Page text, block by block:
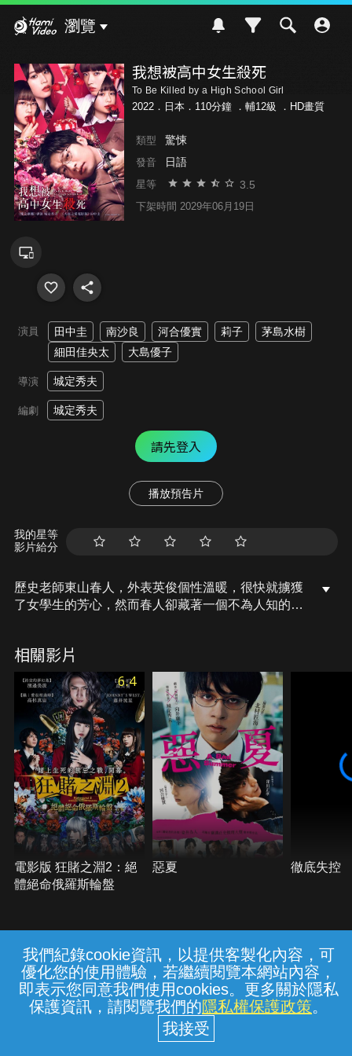
我們紀錄cookie資訊，以提供客製化內容，可
優化您的使用體驗，若繼續閱覽本網站內容，
即表示您同意我們使用cookies。更多關於隱私
保護資訊，請閱覽我們的隱私權保護政策。
瀏覽
我想被高中女生殺死
To Be Killed by a High School Girl
2022．日本．110分鐘 ． 輔12級 ．HD畫質
類型 驚悚
發音 日語
星等 3.5
下架時間 2029年06月19日
演員 田中圭 南沙良 河合優實 莉子
茅島水樹
細田佳央太
大島優子
導演 城定秀夫
編劇 城定秀夫
請先登入
播放預告片
我的星等
影片給分
歷史老師東山春人，外表英俊個性溫暖，很快就擄獲
了女學生的芳心，然而春人卻藏著一個不為人知的渴
開始接近四名女高中生，真帆、小葵、京子及愛佳。
春人籌備這計畫已籌備了九年，誰會成為殺害春人的
人呢？
相關影片
6.4
電影版 狂賭之淵2：絕
體絕命俄羅斯輪盤
惡夏 徹底失控
常見問題 線上客服 服務條款 隱私權保護
中華電信股份有限公司個人家庭分公司
(統一編號：96979949) © 2026
{{notifyMsg}}